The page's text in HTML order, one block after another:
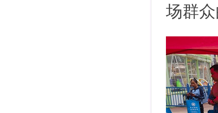
场群